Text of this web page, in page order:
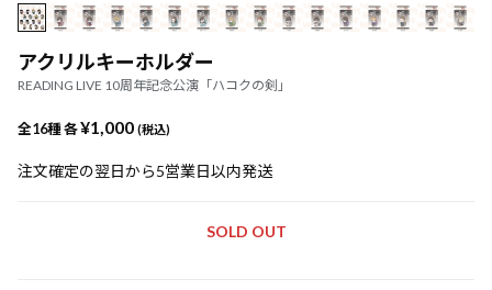
アクリルキーホルダー
READING LIVE 10周年記念公演「ハコクの剣」
全16種 各¥1,000 (税込)
注文確定の翌日から5営業日以内発送
SOLD OUT